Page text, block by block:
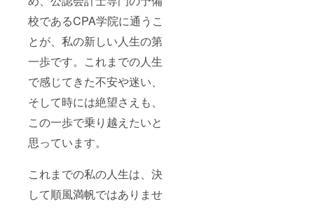
校であるCPA学院に通うこ
とが、私の新しい人生の第
一歩です。これまでの人生
で感じてきた不安や迷い、
そして時には絶望さえも、
この一歩で乗り越えたいと
思っています。
これまでの私の人生は、決
して順風満帆ではありませ